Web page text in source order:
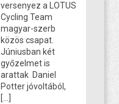
versenyez a LOTUS
Cycling Team
magyar-szerb
közös csapat.
Júniusban két
győzelmet is
arattak Daniel
Potter jóvoltából,
[…]